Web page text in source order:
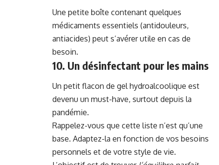
Une petite boîte contenant quelques
médicaments essentiels (antidouleurs,
antiacides) peut s’avérer utile en cas de
besoin.
10. Un désinfectant pour les mains
Un petit flacon de gel hydroalcoolique est
devenu un must-have, surtout depuis la
pandémie.
Rappelez-vous que cette liste n’est qu’une
base. Adaptez-la en fonction de vos besoins
personnels et de votre style de vie.